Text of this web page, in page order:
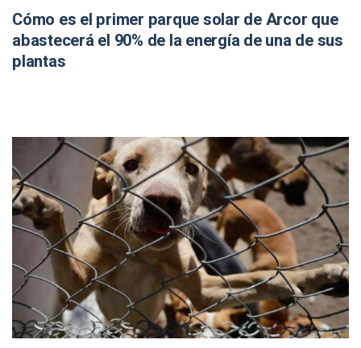
Cómo es el primer parque solar de Arcor que
abastecerá el 90% de la energía de una de sus
plantas